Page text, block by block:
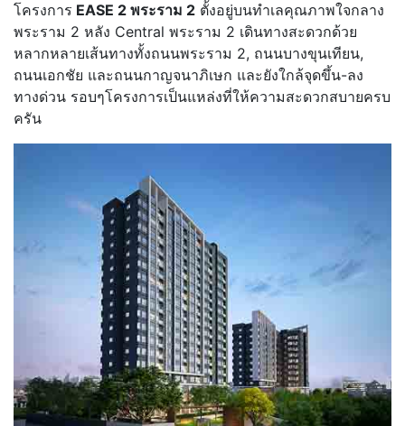
โครงการ EASE 2 พระราม 2 ตั้งอยู่บนทำเลคุณภาพใจกลาง
พระราม 2 หลัง Central พระราม 2 เดินทางสะดวกด้วย
หลากหลายเส้นทางทั้งถนนพระราม 2, ถนนบางขุนเทียน,
ถนนเอกชัย และถนนกาญจนาภิเษก และยังใกล้จุดขึ้น-ลง
ทางด่วน รอบๆโครงการเป็นแหล่งที่ให้ความสะดวกสบายครบ
ครัน